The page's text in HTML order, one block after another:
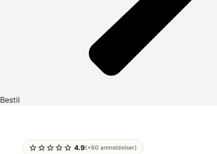
Bestil
starstarstarstarstar 4.9(+60 anmeldelser)